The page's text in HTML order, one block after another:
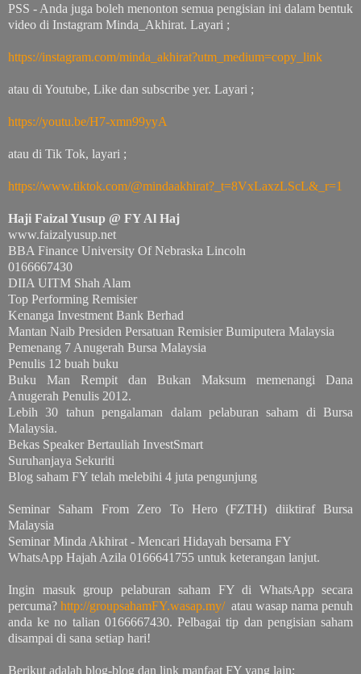
PSS - Anda juga boleh menonton semua pengisian ini dalam bentuk
video di Instagram Minda_Akhirat. Layari ;
https://instagram.com/minda_akhirat?utm_medium=copy_link
atau di Youtube, Like dan subscribe yer. Layari ;
https://youtu.be/H7-xmn99yyA
atau di Tik Tok, layari ;
https://www.tiktok.com/@mindaakhirat?_t=8VxLaxzLScL&_r=1
Haji Faizal Yusup @ FY Al Haj
www.faizalyusup.net
BBA Finance University Of Nebraska Lincoln
0166667430
DIIA UITM Shah Alam
Top Performing Remisier
Kenanga Investment Bank Berhad
Mantan Naib Presiden Persatuan Remisier Bumiputera Malaysia
Pemenang 7 Anugerah Bursa Malaysia
Penulis 12 buah buku
Buku Man Rempit dan Bukan Maksum memenangi Dana
Anugerah Penulis 2012.
Lebih 30 tahun pengalaman dalam pelaburan saham di Bursa
Malaysia.
Bekas Speaker Bertauliah InvestSmart
Suruhanjaya Sekuriti
Blog saham FY telah melebihi 4 juta pengunjung
Seminar Saham From Zero To Hero (FZTH) diiktiraf Bursa
Malaysia
Seminar Minda Akhirat - Mencari Hidayah bersama FY
WhatsApp Hajah Azila 0166641755 untuk keterangan lanjut.
Ingin masuk group pelaburan saham FY di WhatsApp secara
percuma? http://groupsahamFY.wasap.my/​ atau wasap nama penuh
anda ke no talian 0166667430. Pelbagai tip dan pengisian saham
disampai di sana setiap hari!
Berikut adalah blog-blog dan link manfaat FY yang lain;